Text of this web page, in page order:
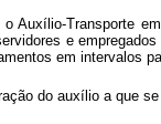
Transporte em
e
em intervalos
do auxílio a que